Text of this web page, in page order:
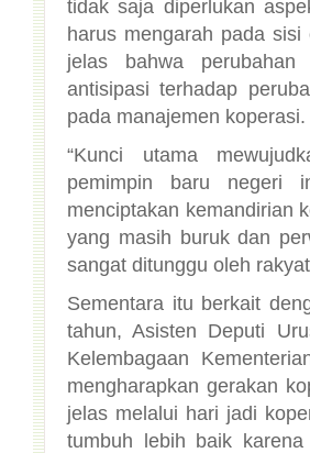
pada manajemen koperasi.
“Kunci utama
pemimpin baru negeri
menciptakan kemandirian
yang masih buruk dan
sangat ditunggu oleh
Sementara itu berkait
tahun, Asisten Deputi
Kelembagaan
mengharapkan gerakan
jelas melalui hari jadi
tumbuh lebih baik
meskipun dari segi